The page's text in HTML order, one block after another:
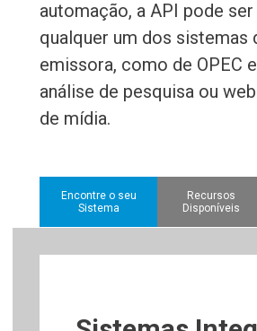
automação, a API pode
qualquer um dos sistemas
emissora, como de OPEC
análise de pesquisa ou
de mídia.
Encontre o seu
Sistema
Recursos
Disponíveis